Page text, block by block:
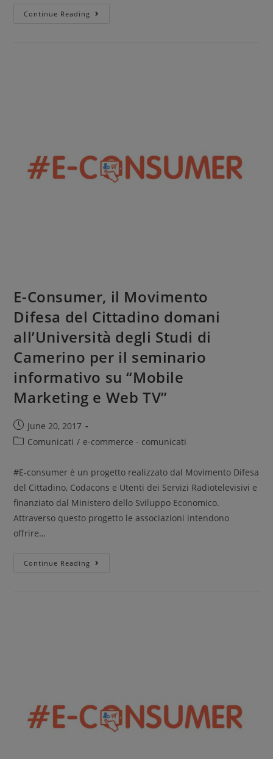
Continue Reading
E-Consumer, il Movimento
Difesa del Cittadino domani
all’Università degli Studi di
Camerino per il seminario
informativo su “Mobile
Marketing e Web TV”
June 20, 2017
Comunicati / e-commerce - comunicati
#E-consumer è un progetto realizzato dal Movimento Difesa
del Cittadino, Codacons e Utenti dei Servizi Radiotelevisivi e
finanziato dal Ministero dello Sviluppo Economico.
Attraverso questo progetto le associazioni intendono
offrire…
Continue Reading